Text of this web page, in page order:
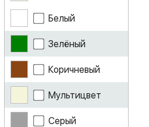
белый
белый глянец
бетон
венге
Белый
Зелёный
Коричневый
Мультицвет
Серый